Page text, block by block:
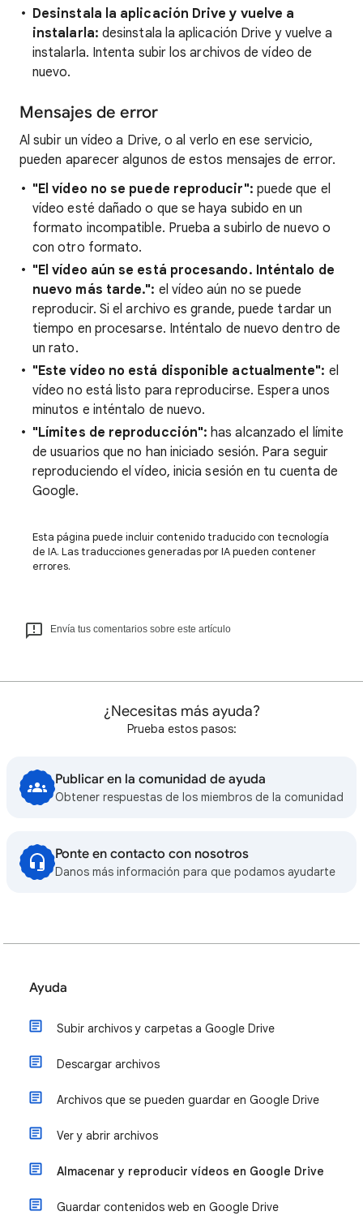
Desinstala la aplicación Drive y vuelve a
instalarla: desinstala la aplicación Drive y vuelve a
instalarla. Intenta subir los archivos de vídeo de
nuevo.
Mensajes de error
Al subir un vídeo a Drive, o al verlo en ese servicio,
pueden aparecer algunos de estos mensajes de error.
"El vídeo no se puede reproducir": puede que el
vídeo esté dañado o que se haya subido en un
formato incompatible. Prueba a subirlo de nuevo o
con otro formato.
"El vídeo aún se está procesando. Inténtalo de
nuevo más tarde.": el vídeo aún no se puede
reproducir. Si el archivo es grande, puede tardar un
tiempo en procesarse. Inténtalo de nuevo dentro de
un rato.
"Este vídeo no está disponible actualmente": el
vídeo no está listo para reproducirse. Espera unos
minutos e inténtalo de nuevo.
"Límites de reproducción": has alcanzado el límite
de usuarios que no han iniciado sesión. Para seguir
reproduciendo el vídeo, inicia sesión en tu cuenta de
Google.
Esta página puede incluir contenido traducido con tecnología
de IA. Las traducciones generadas por IA pueden contener
errores.
Envía tus comentarios sobre este artículo
¿Necesitas más ayuda?
Prueba estos pasos:
Publicar en la comunidad de ayuda
Obtener respuestas de los miembros de la comunidad
Ponte en contacto con nosotros
Danos más información para que podamos ayudarte
Ayuda
Subir archivos y carpetas a Google Drive
Descargar archivos
Archivos que se pueden guardar en Google Drive
Ver y abrir archivos
Almacenar y reproducir vídeos en Google Drive
Guardar contenidos web en Google Drive